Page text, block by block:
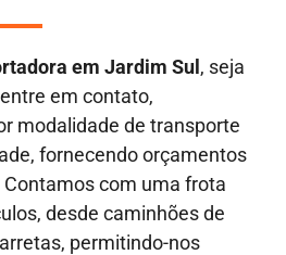
em Jardim Sul , seja
em contato,
modalidade de transporte
fornecendo orçamentos
com uma frota
desde caminhões de
permitindo-nos